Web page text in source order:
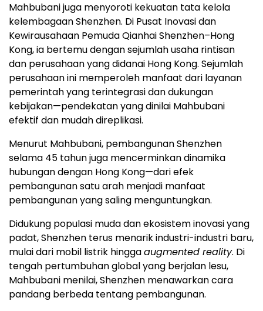
Mahbubani juga menyoroti kekuatan tata kelola
kelembagaanShenzhen. Di Pusat Inovasi dan
Kewirausahaan Pemuda Qianhai Shenzhen–Hong
Kong, ia bertemu dengan sejumlah usaha rintisan
dan perusahaan yang didanai Hong Kong. Sejumlah
perusahaan ini memperoleh manfaat dari layanan
pemerintah yang terintegrasi dan dukungan
kebijakan—pendekatan yang dinilai Mahbubani
efektif dan mudah direplikasi.
Menurut Mahbubani, pembangunanShenzhen
selama 45 tahun juga mencerminkan dinamika
hubungan dengan Hong Kong—dari efek
pembangunan satu arah menjadi manfaat
pembangunan yang saling menguntungkan.
Didukung populasi muda dan ekosistem inovasi yang
padat,Shenzhen terus menarik industri-industri baru,
mulai dari mobil listrik hinggaaugmented reality. Di
tengah pertumbuhan global yang berjalan lesu,
Mahbubani menilai,Shenzhen menawarkan cara
pandang berbeda tentang pembangunan.